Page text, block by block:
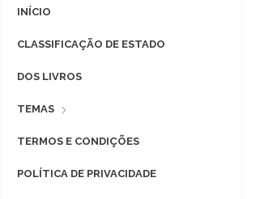
INÍCIO
CLASSIFICAÇÃO DE ESTADO
DOS LIVROS
TEMAS
TERMOS E CONDIÇÕES
POLÍTICA DE PRIVACIDADE